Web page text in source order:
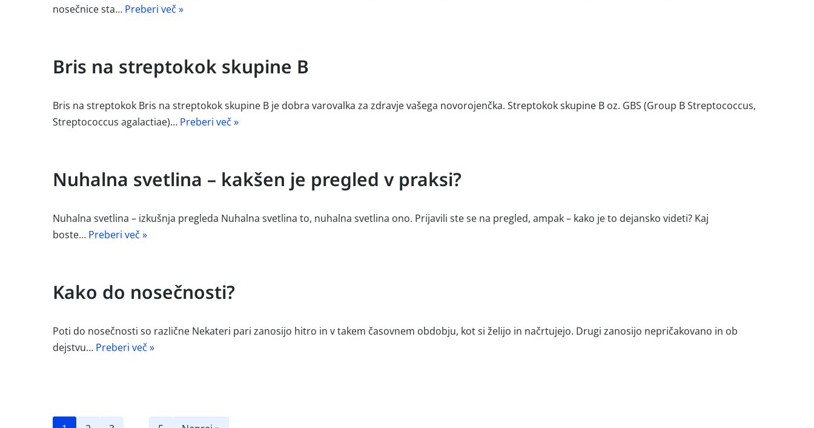
nosečnice sta… Preberi več »
Bris na streptokok skupine B
Bris na streptokok Bris na streptokok skupine B je dobra varovalka za zdravje vašega novorojenčka. Streptokok skupine B oz. GBS (Group B Streptococcus,
Streptococcus agalactiae)… Preberi več »
Nuhalna svetlina – kakšen je pregled v praksi?
Nuhalna svetlina – izkušnja pregleda Nuhalna svetlina to, nuhalna svetlina ono. Prijavili ste se na pregled, ampak – kako je to dejansko videti? Kaj
boste… Preberi več »
Kako do nosečnosti?
Poti do nosečnosti so različne Nekateri pari zanosijo hitro in v takem časovnem obdobju, kot si želijo in načrtujejo. Drugi zanosijo nepričakovano in ob
dejstvu… Preberi več »